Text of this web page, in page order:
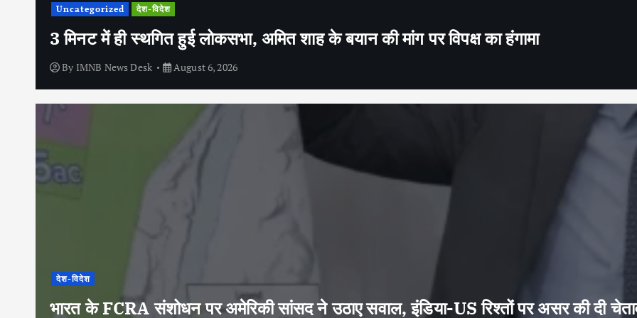
Uncategorized देश-विदेश
3 मिनट में ही स्थगित हुई लोकसभा, अमित शाह के बयान की मांग पर विपक्ष का हंगामा
By IMNB News Desk August 6, 2026
देश-विदेश
भारत के FCRA संशोधन पर अमेरिकी सांसद ने उठाए सवाल, इंडिया-US रिश्तों पर असर की दी